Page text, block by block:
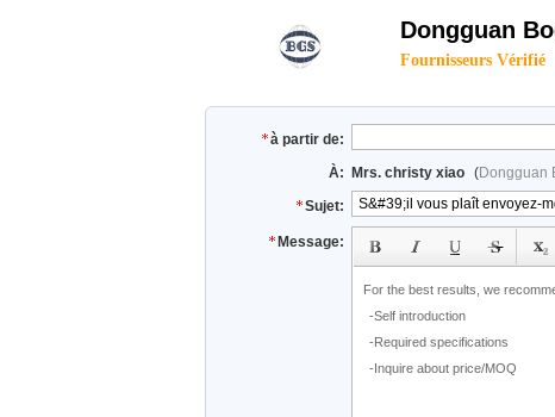
Dongguan
Fournisseurs Vérifié
à partir de:
À: Mrs. christy xiao (Dongguan
Sujet:
Message: